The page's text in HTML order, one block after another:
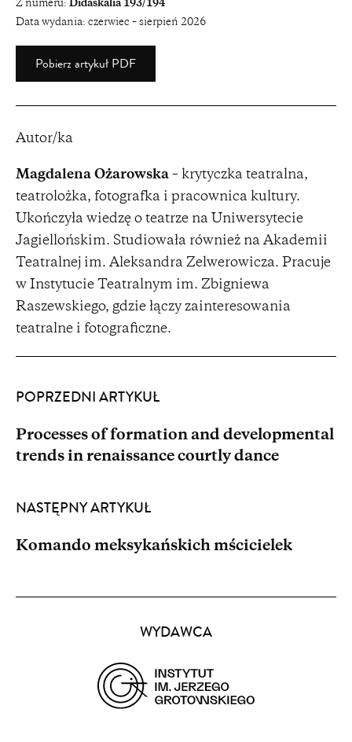
Z numeru: Didaskalia 193/194
Data wydania: czerwiec – sierpień 2026
Pobierz artykuł PDF
Autor/ka
Magdalena Ożarowska – krytyczka teatralna,
teatrolożka, fotografka i pracownica kultury.
Ukończyła wiedzę o teatrze na Uniwersytecie
Jagiellońskim. Studiowała również na Akademii
Teatralnej im. Aleksandra Zelwerowicza. Pracuje
w Instytucie Teatralnym im. Zbigniewa
Raszewskiego, gdzie łączy zainteresowania
teatralne i fotograficzne.
POPRZEDNI ARTYKUŁ
Processes of formation and developmental
trends in renaissance courtly dance
NASTĘPNY ARTYKUŁ
Komando meksykańskich mścicielek
WYDAWCA